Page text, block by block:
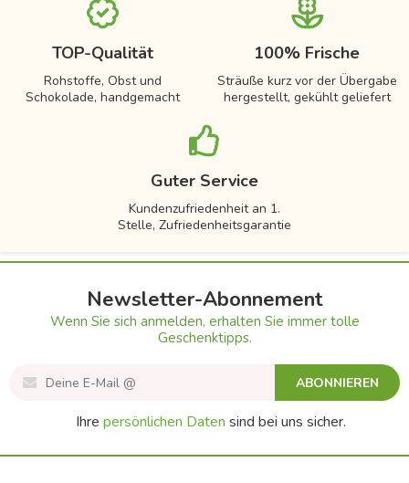
TOP-Qualität
Rohstoffe, Obst und
Schokolade, handgemacht
100% Frische
Sträuße kurz vor der Übergabe
hergestellt, gekühlt geliefert
Guter Service
Kundenzufriedenheit an 1.
Stelle, Zufriedenheitsgarantie
Newsletter-Abonnement
Wenn Sie sich anmelden, erhalten Sie immer tolle
Geschenktipps.
ABONNIEREN
Ihre persönlichen Daten sind bei uns sicher.